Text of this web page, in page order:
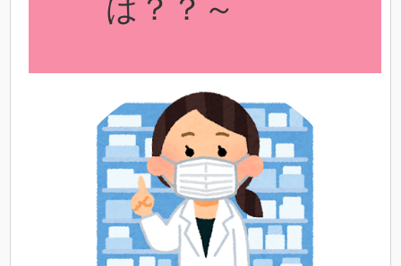
は？？～